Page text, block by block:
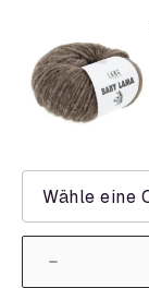
Wähle eine